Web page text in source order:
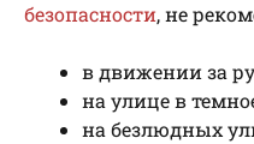
безопасности, не
в движении за
на улице в
на безлюдных